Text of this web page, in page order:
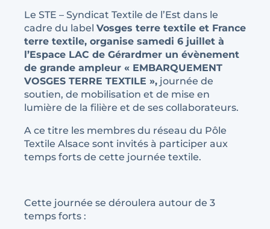
Le STE – Syndicat Textile de l’Est dans le
cadre du label Vosges terre textile et France
terre textile, organise samedi 6 juillet à
l’Espace LAC de Gérardmer un évènement
de grande ampleur « EMBARQUEMENT
VOSGES TERRE TEXTILE », journée de
soutien, de mobilisation et de mise en
lumière de la filière et de ses collaborateurs.
A ce titre les membres du réseau du Pôle
Textile Alsace sont invités à participer aux
temps forts de cette journée textile.
Cette journée se déroulera autour de 3
temps forts :